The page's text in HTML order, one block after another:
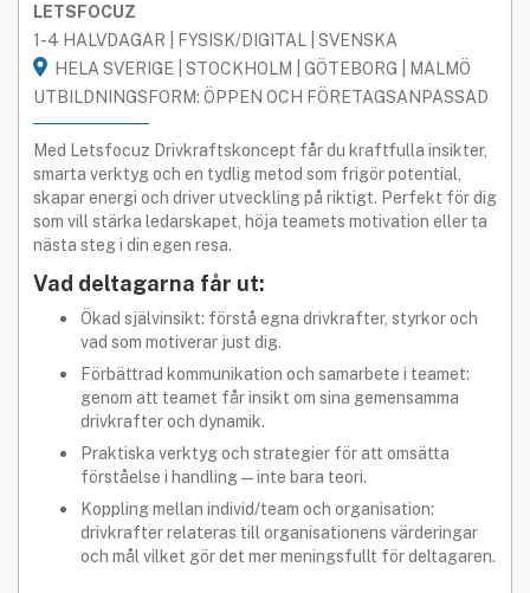
LETSFOCUZ
1-4 HALVDAGAR | FYSISK/DIGITAL | SVENSKA
HELA SVERIGE | STOCKHOLM | GÖTEBORG | MALMÖ
UTBILDNINGSFORM: ÖPPEN OCH FÖRETAGSANPASSAD
Med Letsfocuz Drivkraftskoncept får du kraftfulla insikter,
smarta verktyg och en tydlig metod som frigör potential,
skapar energi och driver utveckling på riktigt. Perfekt för dig
som vill stärka ledarskapet, höja teamets motivation eller ta
nästa steg i din egen resa.
Vad deltagarna får ut:
Ökad självinsikt: förstå egna drivkrafter, styrkor och
vad som motiverar just dig.
Förbättrad kommunikation och samarbete i teamet:
genom att teamet får insikt om sina gemensamma
drivkrafter och dynamik.
Praktiska verktyg och strategier för att omsätta
förståelse i handling — inte bara teori.
Koppling mellan individ/team och organisation:
drivkrafter relateras till organisationens värderingar
och mål vilket gör det mer meningsfullt för deltagaren.